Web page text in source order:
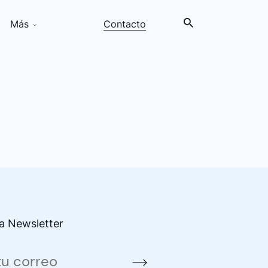
Contacto
Más
Newsletter